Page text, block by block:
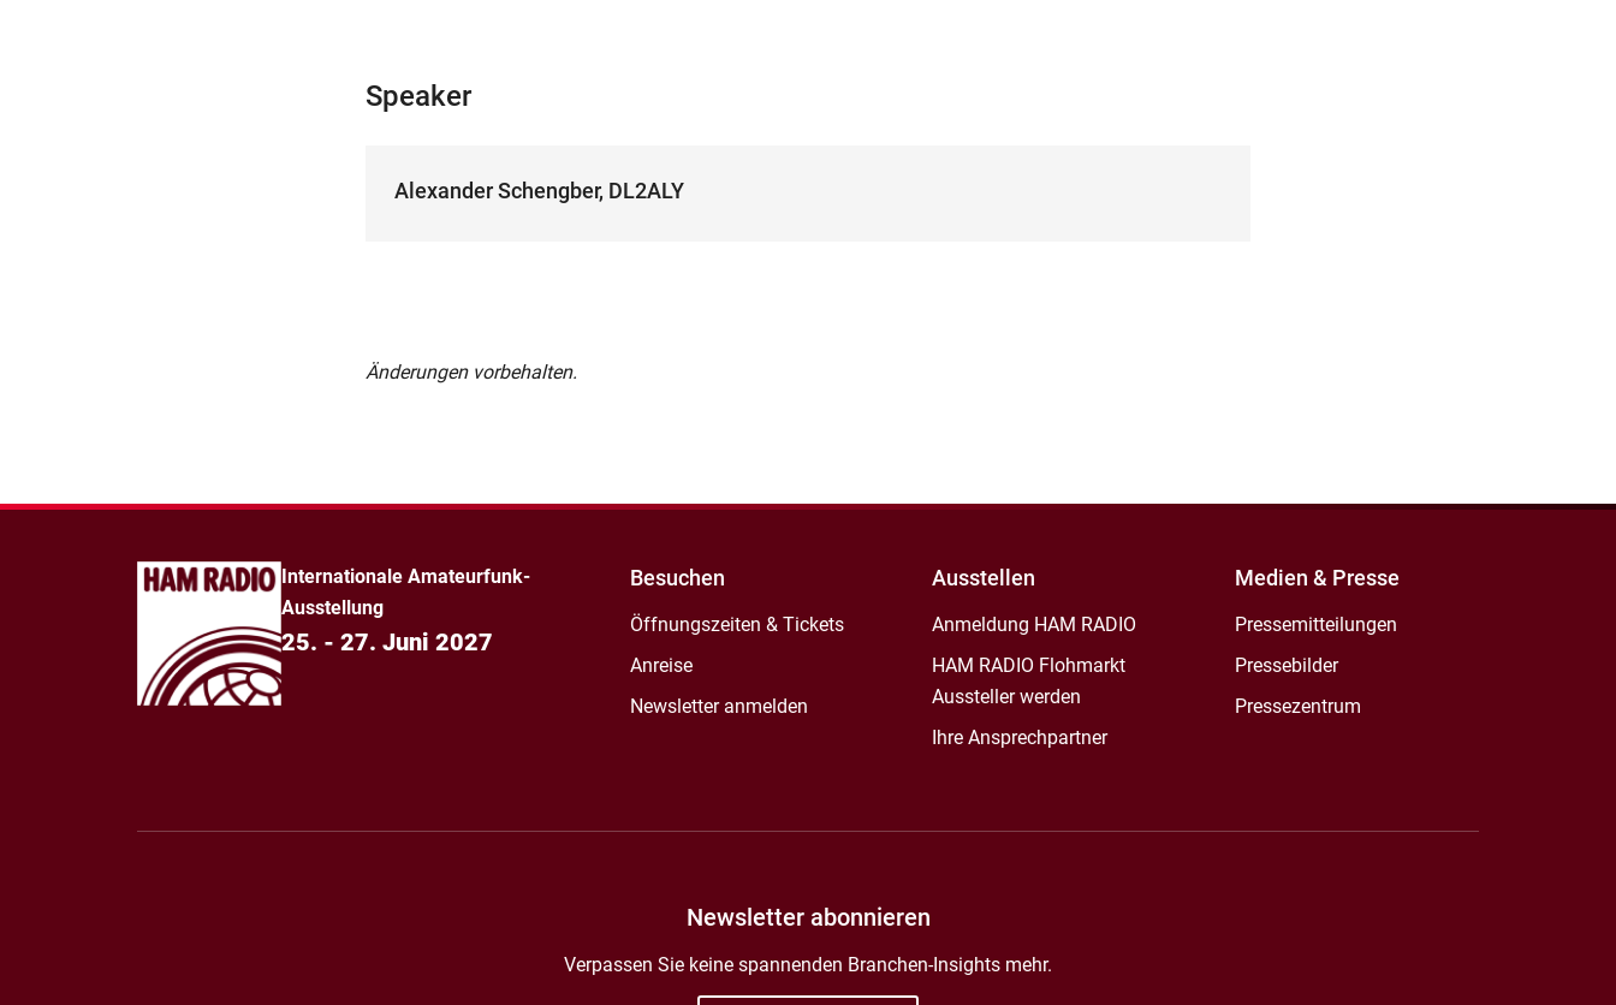
Speaker
Alexander Schengber, DL2ALY
Änderungen vorbehalten.
Internationale Amateurfunk-
Ausstellung
25. - 27. Juni 2027
Besuchen
Öffnungszeiten & Tickets
Anreise
Newsletter anmelden
Ausstellen
Anmeldung HAM RADIO
HAM RADIO Flohmarkt
Aussteller werden
Ihre Ansprechpartner
Medien & Presse
Pressemitteilungen
Pressebilder
Pressezentrum
Newsletter abonnieren
Verpassen Sie keine spannenden Branchen-Insights mehr.